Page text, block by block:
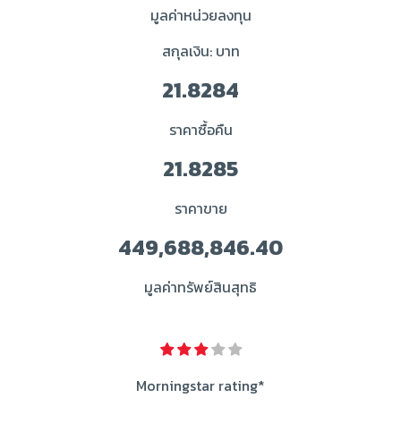
มูลค่าหน่วยลงทุน
สกุลเงิน: บาท
21.8284
ราคาซื้อคืน
21.8285
ราคาขาย
449,688,846.40
มูลค่าทรัพย์สินสุทธิ
Morningstar rating*